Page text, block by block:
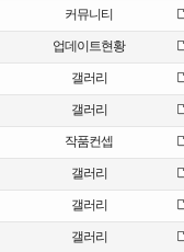
커뮤니티
업데이트현황
갤러리
갤러리
작품컨셉
갤러리
갤러리
갤러리